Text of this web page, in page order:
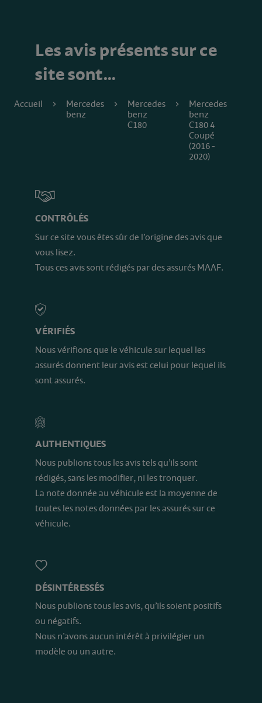
Les avis présents sur ce
site sont…
Accueil
Mercedes
benz
Mercedes
benz
C180
Mercedes
benz
C180 4
Coupé
(2016 -
2020)
CONTRÔLÉS
Sur ce site vous êtes sûr de l’origine des avis que
vous lisez.
Tous ces avis sont rédigés par des assurés MAAF.
VÉRIFIÉS
Nous vérifions que le véhicule sur lequel les
assurés donnent leur avis est celui pour lequel ils
sont assurés.
AUTHENTIQUES
Nous publions tous les avis tels qu’ils sont
rédigés, sans les modifier, ni les tronquer.
La note donnée au véhicule est la moyenne de
toutes les notes données par les assurés sur ce
véhicule.
DÉSINTÉRESSÉS
Nous publions tous les avis, qu’ils soient positifs
ou négatifs.
Nous n’avons aucun intérêt à privilégier un
modèle ou un autre.